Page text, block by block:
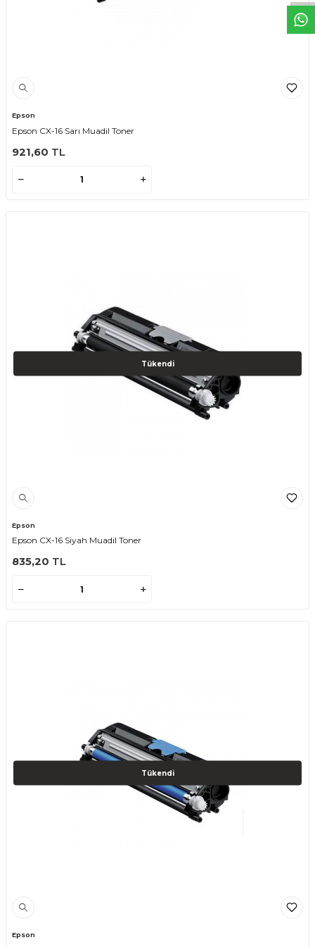
Epson
Epson CX-16 Sarı Muadil Toner
921,60 TL
Tükendi
Epson
Epson CX-16 Siyah Muadil Toner
835,20 TL
Tükendi
Epson